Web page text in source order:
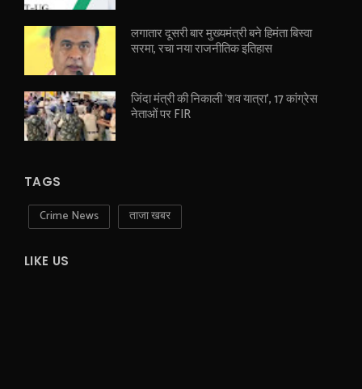
लगातार दूसरी बार मुख्यमंत्री बने हिमंता बिस्वा
सरमा, रचा नया राजनीतिक इतिहास
जिंदा मंत्री की निकाली ‘शव यात्रा’, 17 कांग्रेस
नेताओं पर FIR
TAGS
Crime News ताजा खबर
LIKE US